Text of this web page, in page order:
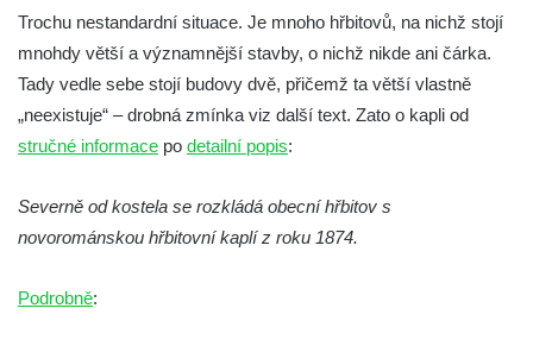
Kaple na křižovatce ulic Budějovická a
Dělnická v Kamenném Újezdě
Bývalý kostel svatých Filipa a Jakuba na
náměstí J. V. Kamarýta ve Velešíně
Márnice na hřbitově ve Velešíně
Kostel svatého Václava ve Velešíně
Poutní areál Římov
Trochu nestandardní situace. Je mnoho hřbitovů, na nichž stojí
mnohdy větší a významnější stavby, o nichž nikde ani čárka.
Tady vedle sebe stojí budovy dvě, přičemž ta větší vlastně
„neexistuje“ – drobná zmínka viz další text. Zato o kapli od
stručné informace po detailní popis:
Severně od kostela se rozkládá obecní hřbitov s
novorománskou hřbitovní kaplí z roku 1874.
Podrobně: